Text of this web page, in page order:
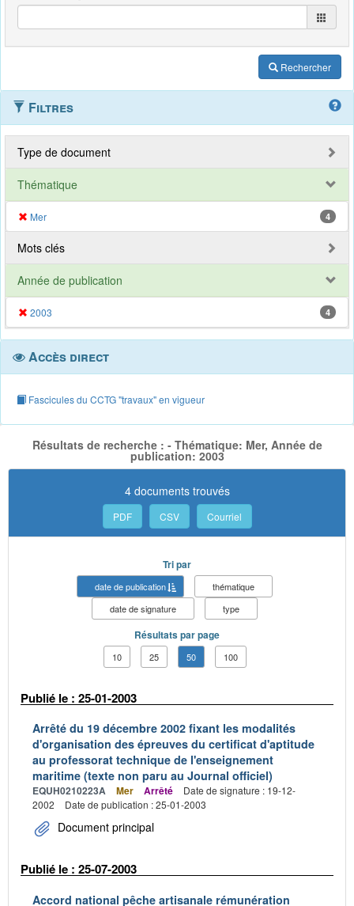
Rechercher
Filtres
Type de document
Thématique
Mer 4
Mots clés
Année de publication
2003 4
Accès direct
Fascicules du CCTG "travaux" en vigueur
Résultats de recherche : - Thématique: Mer, Année de
publication: 2003
4 documents trouvés
PDF CSV Courriel
Tri par
date de publication
thématique
date de signature
type
Résultats par page
10 25 50 100
Publié le : 25-01-2003
Arrêté du 19 décembre 2002 fixant les modalités
d'organisation des épreuves du certificat d'aptitude
au professorat technique de l'enseignement
maritime (texte non paru au Journal officiel)
EQUH0210223A Mer Arrêté
Date de signature : 19-12-
2002
Date de publication : 25-01-2003
Document principal
Publié le : 25-07-2003
Accord national pêche artisanale rémunération